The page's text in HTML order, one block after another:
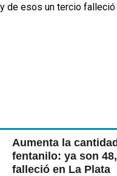
Aumenta la
fentanilo: ya son
falleció en La Plata